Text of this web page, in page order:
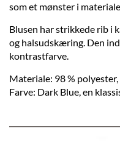
som et mønster i
Blusen har strikkede rib i
og halsudskæring. Den
kontrastfarve.
Materiale: 98 % polyester,
Farve: Dark Blue, en